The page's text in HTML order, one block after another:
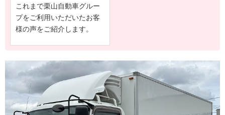
これまで栗山自動車グルー
プをご利用いただいたお客
様の声をご紹介します。